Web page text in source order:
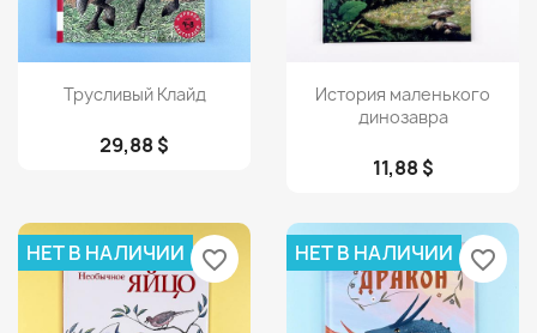
Просмотр
Трусливый Клайд
29,88 $
Просмотр
История маленького
динозавра
11,88 $
НЕТ В НАЛИЧИИ favorite_border НЕТ В НАЛИЧИИ favorite_border